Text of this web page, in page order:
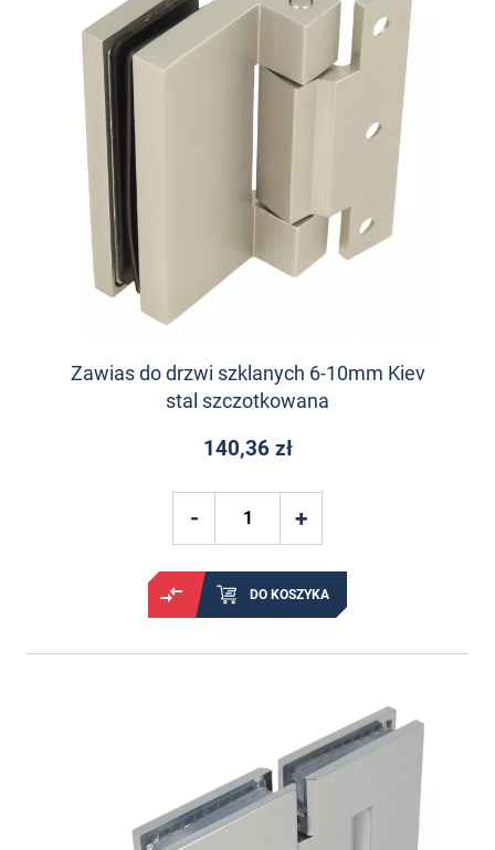
Zawias do drzwi szklanych 6-10mm Kiev
stal szczotkowana
140,36 zł
DO KOSZYKA